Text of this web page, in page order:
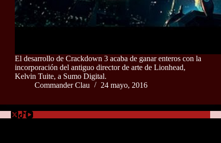
El desarrollo de Crackdown 3 acaba de ganar enteros con la
incorporación del antiguo director de arte de Lionhead,
Kelvin Tuite, a Sumo Digital.
Commander Clau
24 mayo, 2016